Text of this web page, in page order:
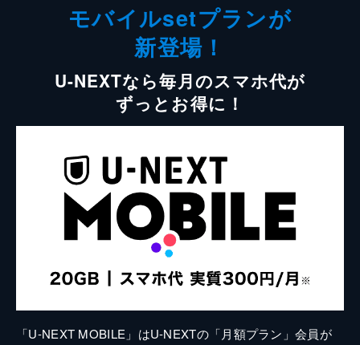
モバイルsetプランが
新登場！
U-NEXTなら毎月のスマホ代が
ずっとお得に！
「U-NEXT MOBILE」はU-NEXTの「月額プラン」会員が